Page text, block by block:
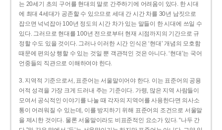
는 20세기 초의 구어를 현대의 말로 간주하기에 어려움이 있다. 한 시대
에 최대 4세대가 공존할 수 있으므로 세대 간 시간 차를 30년 남짓으로
잡으면 넉넉잡아 100년 정도의 시간 차가 있는 말들이 한 시대에 쓰일 수
있다. 그러므로 현대를 100년 전으로부터 현재 시점까지의 기간으로 규
정할 수도 있을 것이다. 그러나 이러한 시간 인식은 ‘현대’ 개념의 모호함
때문에 편의상 행할 수 있는 것일 뿐 객관적인 것은 아니다. ‘현대’는 국어
언중들의 직관으로 이해하여야 한다.
3. 지역적 기준으로서, 표준어는 서울말이어야 한다. 이는 표준어의 공용
어적 성격을 가장 크게 드러내 주는 기준이다. 가령, 많은 지역 사람들이
모여서 공식적인 이야기를 나눌 때 각자의 지역어를 사용한다면 의사소
통이 어려워질 수 있는데, 이를 방지하기 위해 표준어의 조건으로 서울말
을 제시한 것이다. 물론 서울말이라도 비표준적인 요소가 있다. “나두 간